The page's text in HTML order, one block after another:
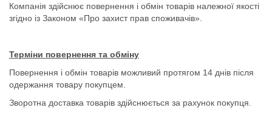
Компанія здійснює повернення і обмін товарів належної якості
згідно із Законом «Про захист прав споживачів».
Терміни повернення та обміну
Повернення і обмін товарів можливий протягом 14 днів після
одержання товару покупцем.
Зворотна доставка товарів здійснюється за рахунок покупця.